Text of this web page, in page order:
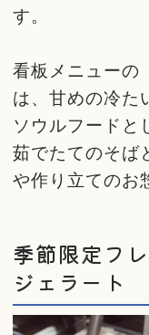
す。
看板メニューの
は、甘めの冷た
ソウルフードと
茹でたてのそば
や作り立てのお
季節限定フ
ジェラート